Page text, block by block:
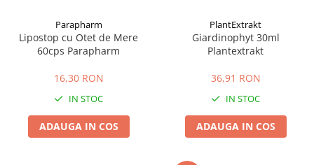
Sanatatea ochilor
Hepato-biliare
Glanda tiroida
Probleme renale
Prostata, urologie
Indulcitori
Miere
Bomboane
Gume de mestecat
Siropuri, gemuri
Ciocolata
Geluri de dus naturale
Vopsele
Produse de uz casnic
Produse pentru bucatarie
Produse igienizare
Deodorante
Igiena orala
Parapharm
Lipostop cu Otet de Mere
60cps Parapharm
16,30 RON
IN STOC
ADAUGA IN COS
PlantExtrakt
Giardinophyt 30ml
Plantextrakt
36,91 RON
IN STOC
ADAUGA IN COS